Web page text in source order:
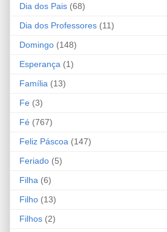
Dia dos Pais (68)
Dia dos Professores (11)
Domingo (148)
Esperança (1)
Família (13)
Fe (3)
Fé (767)
Feliz Páscoa (147)
Feriado (5)
Filha (6)
Filho (13)
Filhos (2)